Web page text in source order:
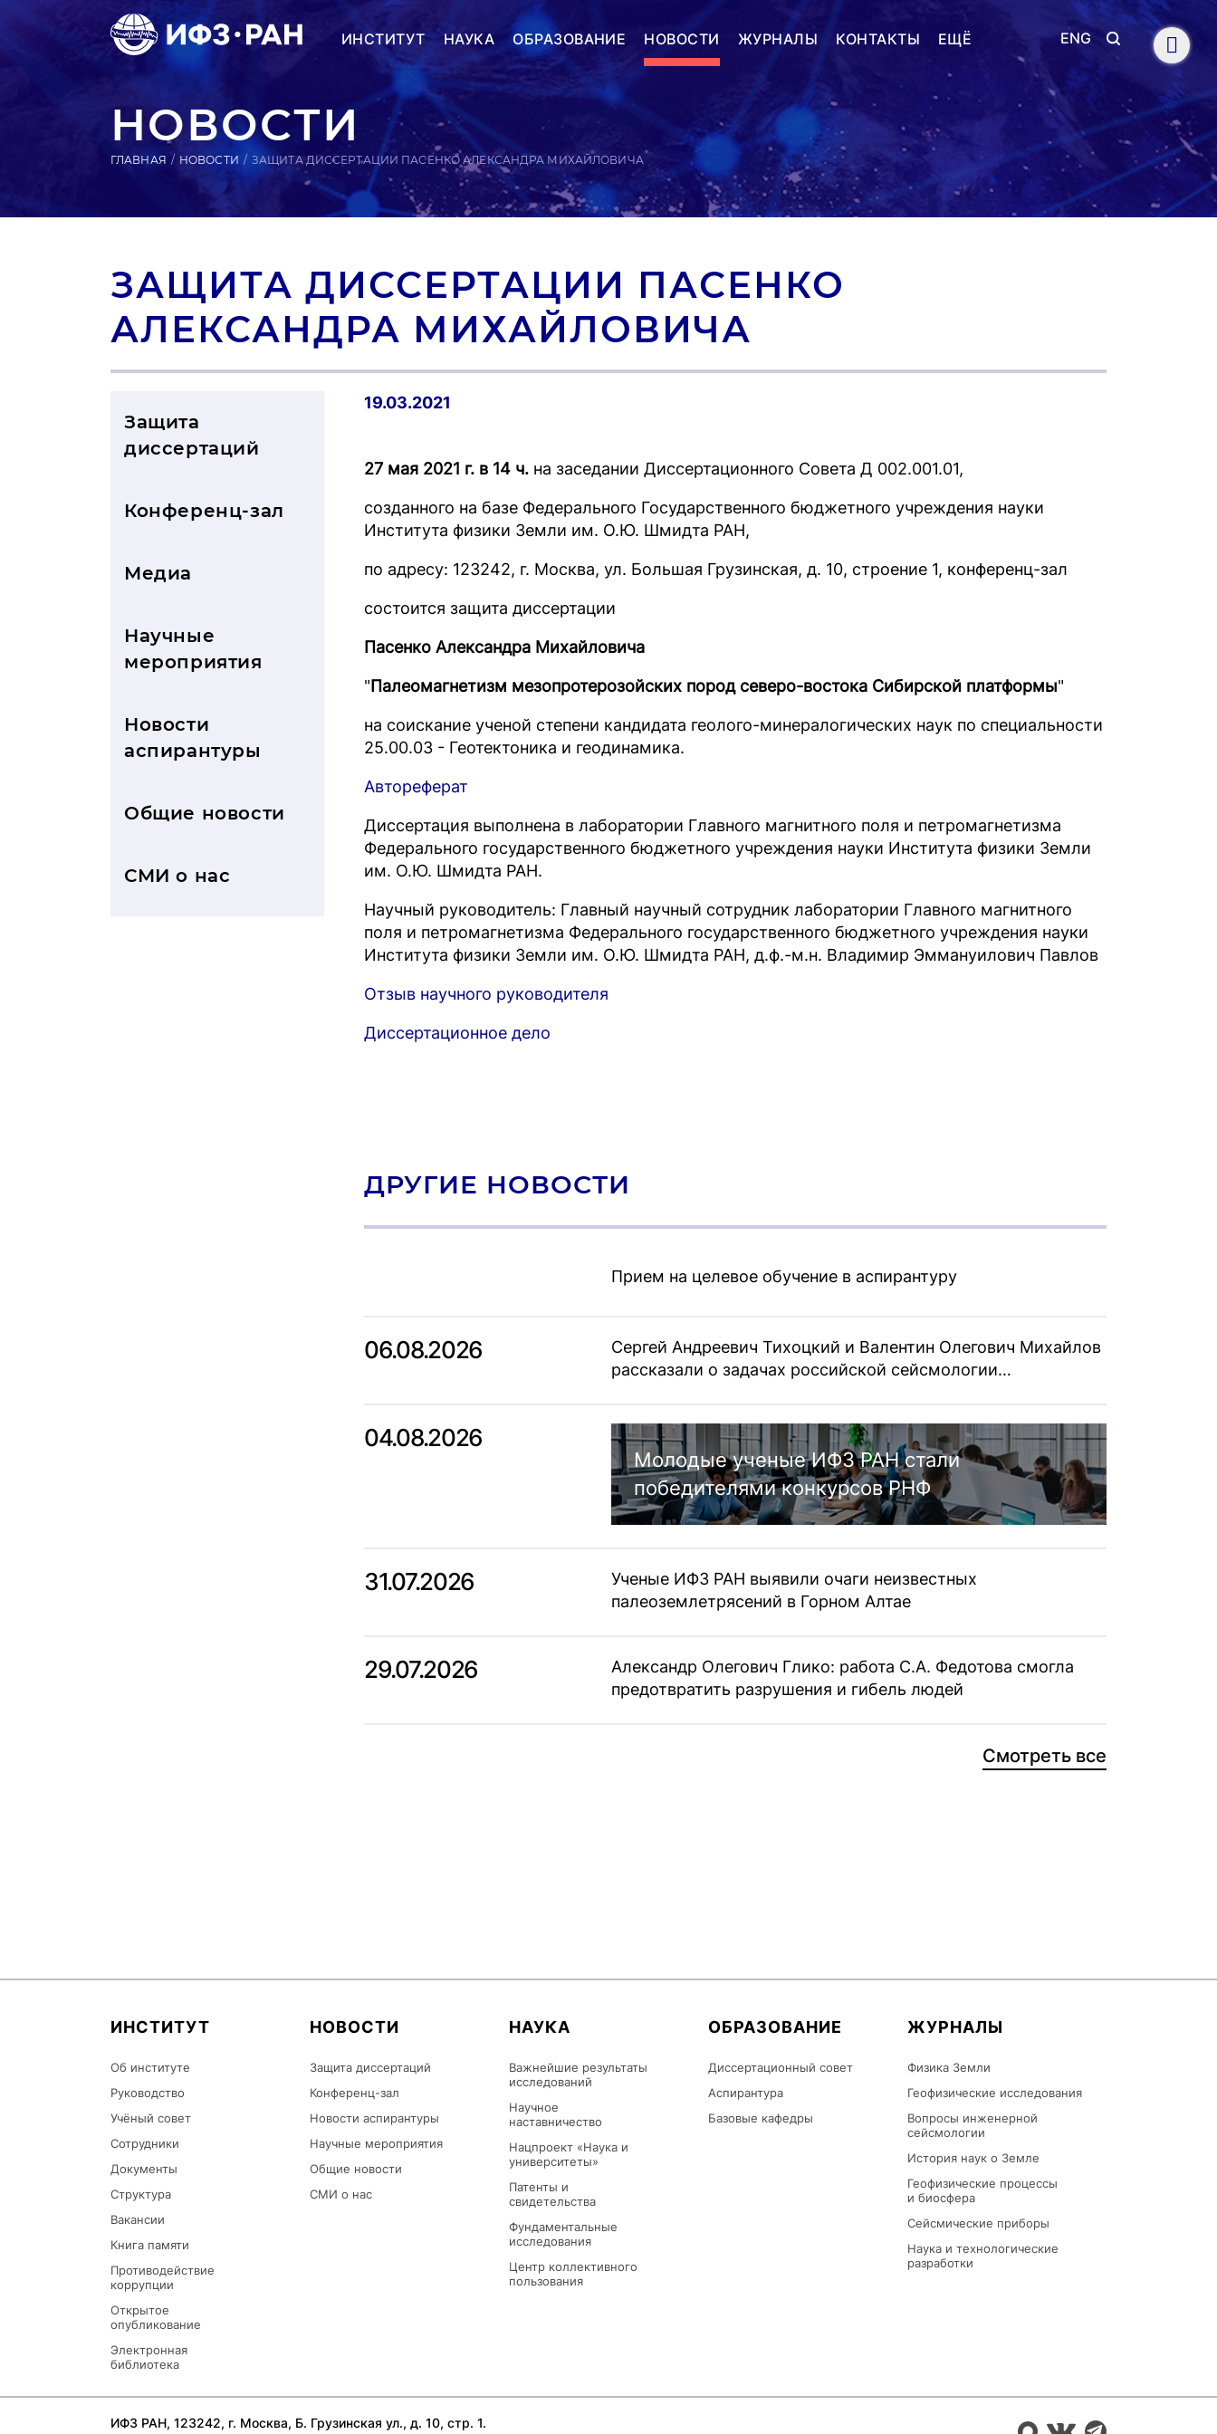
ИНСТИТУТ НАУКА ОБРАЗОВАНИЕ НОВОСТИ ЖУРНАЛЫ КОНТАКТЫ ЕЩЁ ENG
НОВОСТИ
ГЛАВНАЯ НОВОСТИ ЗАЩИТА ДИССЕРТАЦИИ ПАСЕНКО АЛЕКСАНДРА МИХАЙЛОВИЧА
ЗАЩИТА ДИССЕРТАЦИИ ПАСЕНКО
АЛЕКСАНДРА МИХАЙЛОВИЧА
Защита
диссертаций
Конференц-зал
Медиа
Научные
мероприятия
Новости
аспирантуры
Общие новости
СМИ о нас
19.03.2021
27 мая 2021 г. в 14 ч. на заседании Диссертационного Совета Д 002.001.01,
созданного на базе Федерального Государственного бюджетного учреждения науки
Института физики Земли им. О.Ю. Шмидта РАН,
по адресу: 123242, г. Москва, ул. Большая Грузинская, д. 10, строение 1, конференц-зал
состоится защита диссертации
Пасенко Александра Михайловича
"Палеомагнетизм мезопротерозойских пород северо-востока Сибирской платформы"
на соискание ученой степени кандидата геолого-минералогических наук по специальности
25.00.03 - Геотектоника и геодинамика.
Автореферат
Диссертация выполнена в лаборатории Главного магнитного поля и петромагнетизма
Федерального государственного бюджетного учреждения науки Ин­ститута физики Земли
им. О.Ю. Шмидта РАН.
Научный руководитель: Главный научный сотрудник лаборатории Главного магнитного
поля и петромагнетизма Федерального государственного бюджетного учреждения науки
Ин­ститута физики Земли им. О.Ю. Шмидта РАН, д.ф.-м.н. Владимир Эммануилович Павлов
Отзыв научного руководителя
Диссертационное дело
ДРУГИЕ НОВОСТИ
Прием на целевое обучение в аспирантуру
06.08.2026
Сергей Андреевич Тихоцкий и Валентин Олегович Михайлов
рассказали о задачах российской сейсмологии…
04.08.2026
Молодые ученые ИФЗ РАН стали
победителями конкурсов РНФ
31.07.2026
Ученые ИФЗ РАН выявили очаги неизвестных
палеоземлетрясений в Горном Алтае
29.07.2026
Александр Олегович Глико: работа С.А. Федотова смогла
предотвратить разрушения и гибель людей
Смотреть все
ИНСТИТУТ
Об институте
Руководство
Учёный совет
Сотрудники
Документы
Структура
Вакансии
Книга памяти
Противодействие
коррупции
Открытое
опубликование
Электронная
библиотека
НОВОСТИ
Защита диссертаций
Конференц-зал
Новости аспирантуры
Научные мероприятия
Общие новости
СМИ о нас
НАУКА
Важнейшие результаты
исследований
Научное
наставничество
Нацпроект «Наука и
университеты»
Патенты и
свидетельства
Фундаментальные
исследования
Центр коллективного
пользования
ОБРАЗОВАНИЕ
Диссертационный совет
Аспирантура
Базовые кафедры
ЖУРНАЛЫ
Физика Земли
Геофизические исследования
Вопросы инженерной
сейсмологии
История наук о Земле
Геофизические процессы
и биосфера
Сейсмические приборы
Наука и технологические
разработки
ИФЗ РАН, 123242, г. Москва, Б. Грузинская ул., д. 10, стр. 1.